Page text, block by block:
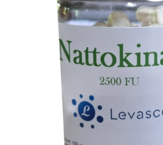
TOEVOEGEN AAN